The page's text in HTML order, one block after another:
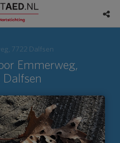
7722 Dalfsen
Emmerweg,